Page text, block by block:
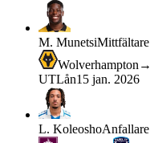
M. MunetsiMittfältare
Wolverhampton →
UTLån15 jan. 2026
L. KoleoshoAnfallare